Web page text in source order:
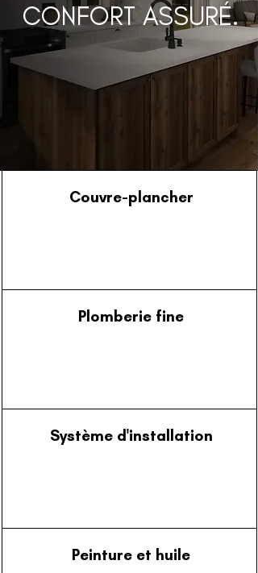
CONFORT ASSURÉ.
Couvre-plancher
Plomberie fine
Système d'installation
Peinture et huile